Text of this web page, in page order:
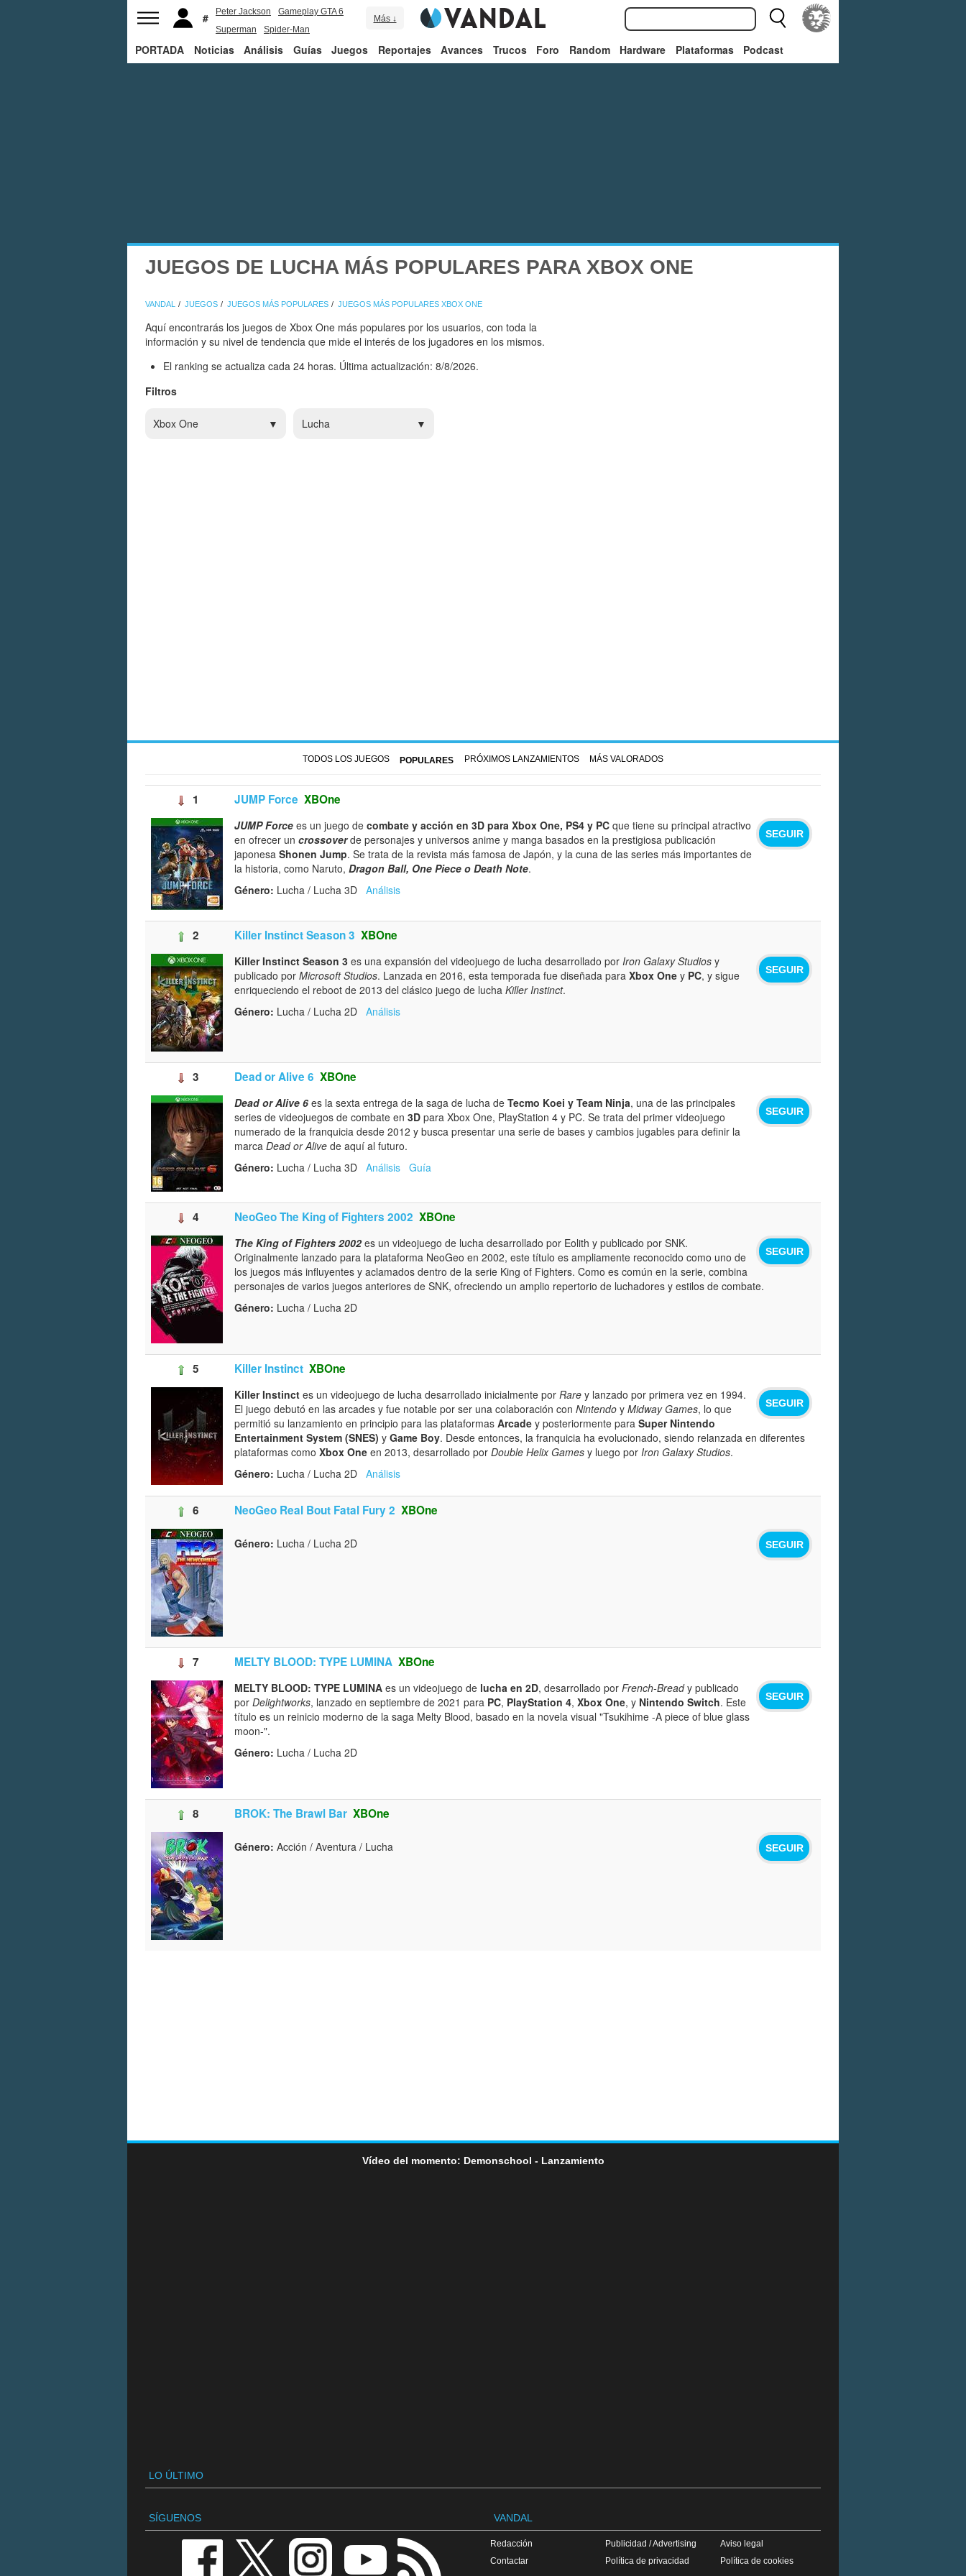
Peter Jackson
Gameplay GTA 6
Superman
Spider-Man
Más ↓
PORTADA Noticias Análisis Guías Juegos Reportajes Avances Trucos Foro Random Hardware Plataformas Podcast
JUEGOS DE LUCHA MÁS POPULARES PARA XBOX ONE
VANDAL JUEGOS JUEGOS MÁS POPULARES JUEGOS MÁS POPULARES XBOX ONE
Aquí encontrarás los juegos de Xbox One más populares por los usuarios, con toda la
información y su nivel de tendencia que mide el interés de los jugadores en los mismos.
El ranking se actualiza cada 24 horas. Última actualización: 8/8/2026.
Filtros
Xbox One Lucha
TODOS LOS JUEGOS POPULARES PRÓXIMOS LANZAMIENTOS MÁS VALORADOS
1 JUMP Force XBOne
SEGUIR
JUMP Force es un juego de combate y acción en 3D para Xbox One, PS4 y PC que tiene su principal atractivo
en ofrecer un crossoverde personajes y universos anime y manga basados en la prestigiosa publicación
japonesa Shonen Jump. Se trata de la revista más famosa de Japón, y la cuna de las series más importantes de
la historia, como Naruto, Dragon Ball, One Piece o Death Note.
Género: Lucha / Lucha 3D Análisis
2 Killer Instinct Season 3 XBOne
SEGUIR
Killer Instinct Season 3 es una expansión del videojuego de lucha desarrollado por Iron Galaxy Studios y
publicado por Microsoft Studios. Lanzada en 2016, esta temporada fue diseñada para Xbox One y PC, y sigue
enriqueciendo el reboot de 2013 del clásico juego de lucha Killer Instinct.
Género: Lucha / Lucha 2D Análisis
3 Dead or Alive 6 XBOne
SEGUIR
Dead or Alive 6 es la sexta entrega de la saga de lucha de Tecmo Koei y Team Ninja, una de las principales
series de videojuegos de combate en 3D para Xbox One, PlayStation 4 y PC. Se trata del primer videojuego
numerado de la franquicia desde 2012 y busca presentar una serie de bases y cambios jugables para definir la
marca Dead or Alive de aquí al futuro.
Género: Lucha / Lucha 3D Análisis Guía
4 NeoGeo The King of Fighters 2002 XBOne
SEGUIR
The King of Fighters 2002es un videojuego de lucha desarrollado por Eolith y publicado por SNK.
Originalmente lanzado para la plataforma NeoGeo en 2002, este título es ampliamente reconocido como uno de
los juegos más influyentes y aclamados dentro de la serie King of Fighters. Como es común en la serie, combina
personajes de varios juegos anteriores de SNK, ofreciendo un amplio repertorio de luchadores y estilos de combate.
Género: Lucha / Lucha 2D
5 Killer Instinct XBOne
SEGUIR
Killer Instinct es un videojuego de lucha desarrollado inicialmente por Rare y lanzado por primera vez en 1994.
El juego debutó en las arcades y fue notable por ser una colaboración con Nintendo y Midway Games, lo que
permitió su lanzamiento en principio para las plataformas Arcade y posteriormente para Super Nintendo
Entertainment System (SNES) y Game Boy. Desde entonces, la franquicia ha evolucionado, siendo relanzada en diferentes
plataformas como Xbox One en 2013, desarrollado por Double Helix Games y luego por Iron Galaxy Studios.
Género: Lucha / Lucha 2D Análisis
6 NeoGeo Real Bout Fatal Fury 2 XBOne
SEGUIR
Género: Lucha / Lucha 2D
7 MELTY BLOOD: TYPE LUMINA XBOne
SEGUIR
MELTY BLOOD: TYPE LUMINA es un videojuego de lucha en 2D, desarrollado por French-Bready publicado
por Delightworks, lanzado en septiembre de 2021 para PC, PlayStation 4, Xbox One, y Nintendo Switch. Este
título es un reinicio moderno de la saga Melty Blood, basado en la novela visual "Tsukihime -A piece of blue glass
moon-".
Género: Lucha / Lucha 2D
8 BROK: The Brawl Bar XBOne
SEGUIR
Género: Acción / Aventura / Lucha
Vídeo del momento: Demonschool - Lanzamiento
LO ÚLTIMO
SÍGUENOS VANDAL
Redacción
Contactar
Publicidad / Advertising
Política de privacidad
Aviso legal
Política de cookies